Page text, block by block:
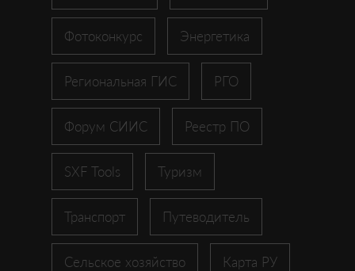
Фотоконкурс Энергетика
Региональная ГИС РГО
Форум СИИС Реестр ПО
SXF Tools Туризм
Транспорт Путеводитель
Сельское хозяйство Карта РУ